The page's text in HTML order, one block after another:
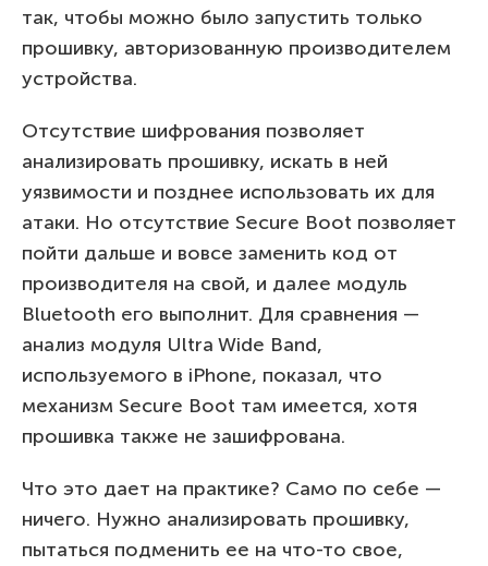
так, чтобы можно было запустить только
прошивку, авторизованную производителем
устройства.
Отсутствие шифрования позволяет
анализировать прошивку, искать в ней
уязвимости и позднее использовать их для
атаки. Но отсутствие Secure Boot позволяет
пойти дальше и вовсе заменить код от
производителя на свой, и далее модуль
Bluetooth его выполнит. Для сравнения —
анализ модуля Ultra Wide Band,
используемого в iPhone, показал, что
механизм Secure Boot там имеется, хотя
прошивка также не зашифрована.
Что это дает на практике? Само по себе —
ничего. Нужно анализировать прошивку,
пытаться подменить ее на что-то свое,